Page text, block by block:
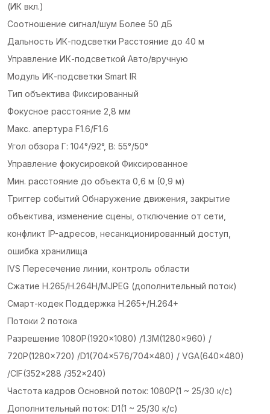
(ИК вкл.)
Соотношение сигнал/шум Более 50 дБ
Дальность ИК-подсветки Расстояние до 40 м
Управление ИК-подсветкой Авто/вручную
Модуль ИК-подсветки Smart IR
Тип объектива Фиксированный
Фокусное расстояние 2,8 мм
Макс. апертура F1.6/F1.6
Угол обзора Г: 104°/92°, В: 55°/50°
Управление фокусировкой Фиксированное
Мин. расстояние до объекта 0,6 м (0,9 м)
Триггер событий Обнаружение движения, закрытие
объектива, изменение сцены, отключение от сети,
конфликт IP-адресов, несанкционированный доступ,
ошибка хранилища
IVS Пересечение линии, контроль области
Сжатие H.265/H.264H/MJPEG (дополнительный поток)
Смарт-кодек Поддержка H.265+/H.264+
Потоки 2 потока
Разрешение 1080P(1920×1080) /1.3M(1280×960) /
720P(1280×720) /D1(704×576/704×480) / VGA(640×480)
/CIF(352×288 /352×240)
Частота кадров Основной поток: 1080P(1 ~ 25/30 к/с)
Дополнительный поток: D1(1 ~ 25/30 к/с)